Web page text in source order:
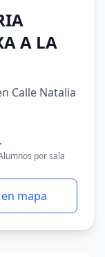
A LA
Calle Natalia
por sala
mapa